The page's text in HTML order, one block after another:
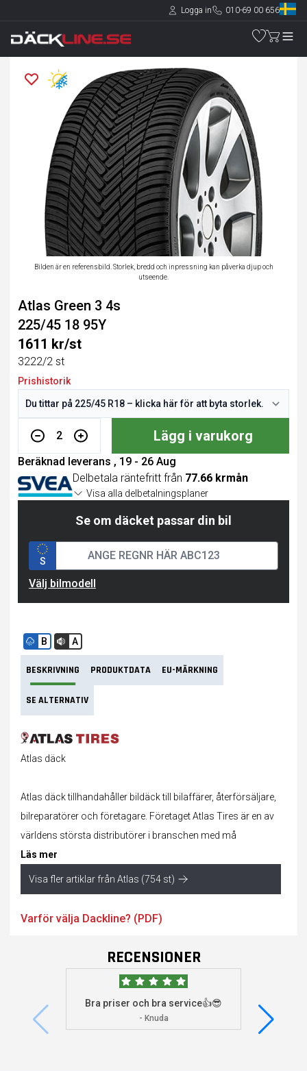
Logga in 010-69 00 656
Bilden är en referensbild. Storlek, bredd och inpressning kan påverka djup och
utseende.
Atlas Green 3 4s
225/45 18 95Y
1611 kr/st
3222/2 st
Prishistorik
2 Lägg i varukorg
Beräknad leverans , 19 - 26 Aug
Delbetala räntefritt från 77.66 krmån
Visa alla delbetalningsplaner
Se om däcket passar din bil
S
Välj bilmodell
B A
BESKRIVNING PRODUKTDATA EU-MÄRKNING
SE ALTERNATIV
Atlas däck
Atlas däck tillhandahåller bildäck till bilaffärer, återförsäljare,
bilreparatörer och företagare. Företaget Atlas Tires är en av
världens största distributörer i branschen med må
Läs mer
Visa fler artiklar från Atlas (754 st)
Varför välja Dackline? (PDF)
RECENSIONER
Bra priser och bra service👍😎
- Knuda